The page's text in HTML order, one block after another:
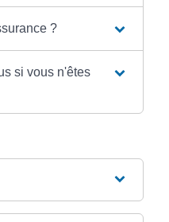
?
si vous n'êtes